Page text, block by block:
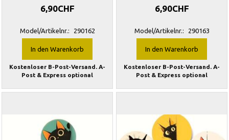
6,90CHF
Model/Artikelnr.: 290162
In den Warenkorb
Kostenloser B-Post-Versand. A-
Post & Express optional
6,90CHF
Model/Artikelnr.: 290163
In den Warenkorb
Kostenloser B-Post-Versand. A-
Post & Express optional